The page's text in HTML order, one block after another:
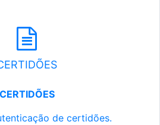
CERTIDÕES
de certidões.